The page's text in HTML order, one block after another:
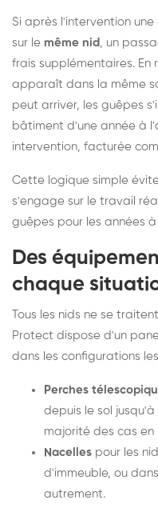
Si après l'intervention
sur le même nid , un
frais supplémentaires. En
apparaît dans la même
peut arriver, les guêpes
bâtiment d'une année à
intervention, facturée
Cette logique simple
s'engage sur le travail
guêpes pour les années à
Des
chaque
Tous les nids ne se
Protect dispose d'un
dans les configurations
Perches
depuis le sol
majorité des cas en
Nacelles pour les
d'immeuble, ou
autrement.